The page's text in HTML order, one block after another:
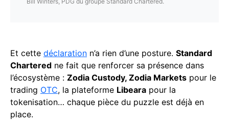
Et cette déclaration n’a rien d’une posture. Standard
Chartered ne fait que renforcer sa présence dans
l’écosystème : Zodia Custody, Zodia Markets pour le
trading OTC, la plateforme Libeara pour la
tokenisation… chaque pièce du puzzle est déjà en
place.